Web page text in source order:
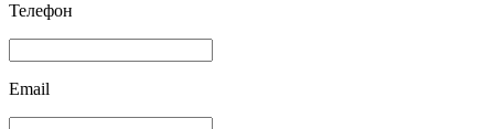
Телефон
Email